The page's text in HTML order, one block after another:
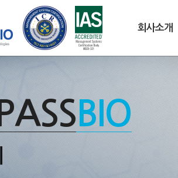
회사소개
BIO